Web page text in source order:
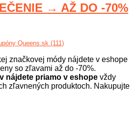
→ AŽ DO -70%
Queens.sk (111)
značkovej módy nájdete v eshope
so zľavami až do -70%.
nájdete priamo v eshope vždy
zľavnených produktoch. Nakupujte